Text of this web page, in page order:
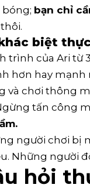
bóng; bạn chỉ
biệt
trình của Ari từ
hơn hay mạnh
và chơi thông
tấn công
người chơi bị
Những người
hỏi